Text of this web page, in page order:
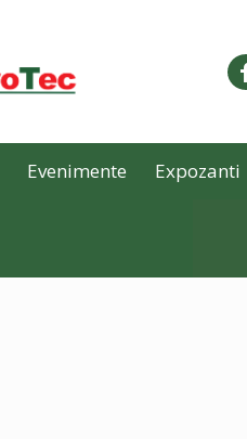
Evenimente Expozanti